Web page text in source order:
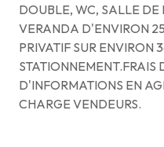
DOUBLE, WC, SALLE DE
VERANDA D'ENVIRON
PRIVATIF SUR ENVIRON
STATIONNEMENT.FRAIS
D'INFORMATIONS EN
CHARGE VENDEURS.